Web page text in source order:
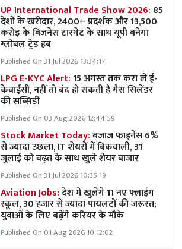
UP International Trade Show 2026: 85
देशों के खरीदार, 2400+ प्रदर्शक और 13,500
करोड़ के बिजनेस टारगेट के साथ यूपी बनेगा
ग्लोबल ट्रेड हब
Published On 31 Jul 2026 13:34:17
LPG E-KYC Alert:15 अगस्त तक करा लें ई-
केवाईसी, नहीं तो बंद हो सकती है गैस सिलेंडर
की सब्सिडी
Published On 03 Aug 2026 12:44:59
Stock Market Today:बजाज फाइनेंस 6%
से ज्यादा उछला, IT शेयरों में बिकवाली, 31
जुलाई को बढ़त के साथ खुले शेयर बाजार
Published On 31 Jul 2026 10:35:19
Aviation Jobs:देश में खुलेंगे 11 नए फ्लाइंग
स्कूल, 30 हजार से ज्यादा पायलटों की जरूरत;
युवाओं के लिए बढ़ेंगे करियर के मौके
Published On 01 Aug 2026 10:12:02